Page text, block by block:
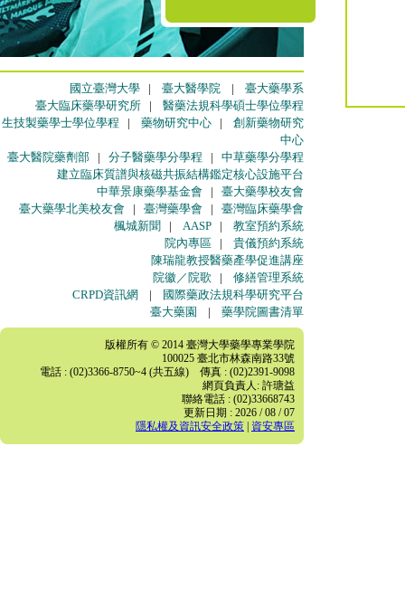
國立臺灣大學 | 臺大醫學院 | 臺大藥學系
臺大臨床藥學研究所 | 醫藥法規科學碩士學位學程
生技製藥學士學位學程 | 藥物研究中心 | 創新藥物研究
中心
臺大醫院藥劑部 | 分子醫藥學分學程 | 中草藥學分學程
建立臨床質譜與核磁共振結構鑑定核心設施平台
中華景康藥學基金會 | 臺大藥學校友會
臺大藥學北美校友會 | 臺灣藥學會 | 臺灣臨床藥學會
楓城新聞 | AASP | 教室預約系統
院內專區 | 貴儀預約系統
陳瑞龍教授醫藥產學促進講座
院徽／院歌 | 修繕管理系統
CRPD資訊網 |
國際藥政法規科學研究平台
臺大藥園
| 藥學院圖書清單
版權所有 © 2014 臺灣大學藥學專業學院
100025 臺北市林森南路33號
電話 : (02)3366-8750~4 (共五線) 傳真 : (02)2391-9098
網頁負責人: 許瑭益
聯絡電話 : (02)33668743
更新日期 : 2026 / 08 / 07
隱私權及資訊安全政策
資安專區